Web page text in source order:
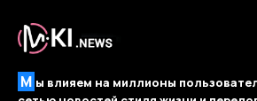
М ы влияем на миллионы